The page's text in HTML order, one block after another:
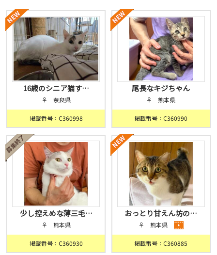
16歳のシニア猫す…
♀ 奈良県
掲載番号：C360998
尾長なキジちゃん
♀ 熊本県
掲載番号：C360990
少し控えめな薄三毛…
♀ 熊本県
掲載番号：C360930
おっとり甘えん坊の…
♀ 熊本県
掲載番号：C360885